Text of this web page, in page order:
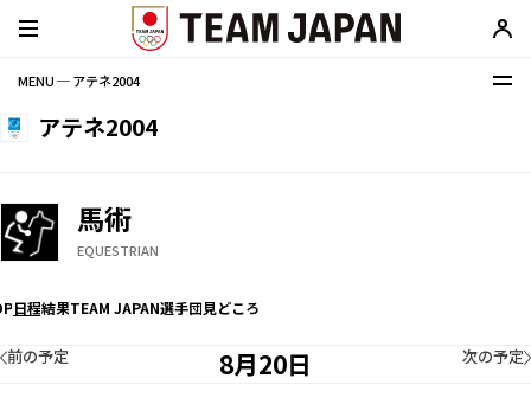
MENU ─ アテネ2004
アテネ2004
馬術
EQUESTRIAN
日程結果TEAM JAPAN選手団見どころ
8月20日
前の予定 次の予定